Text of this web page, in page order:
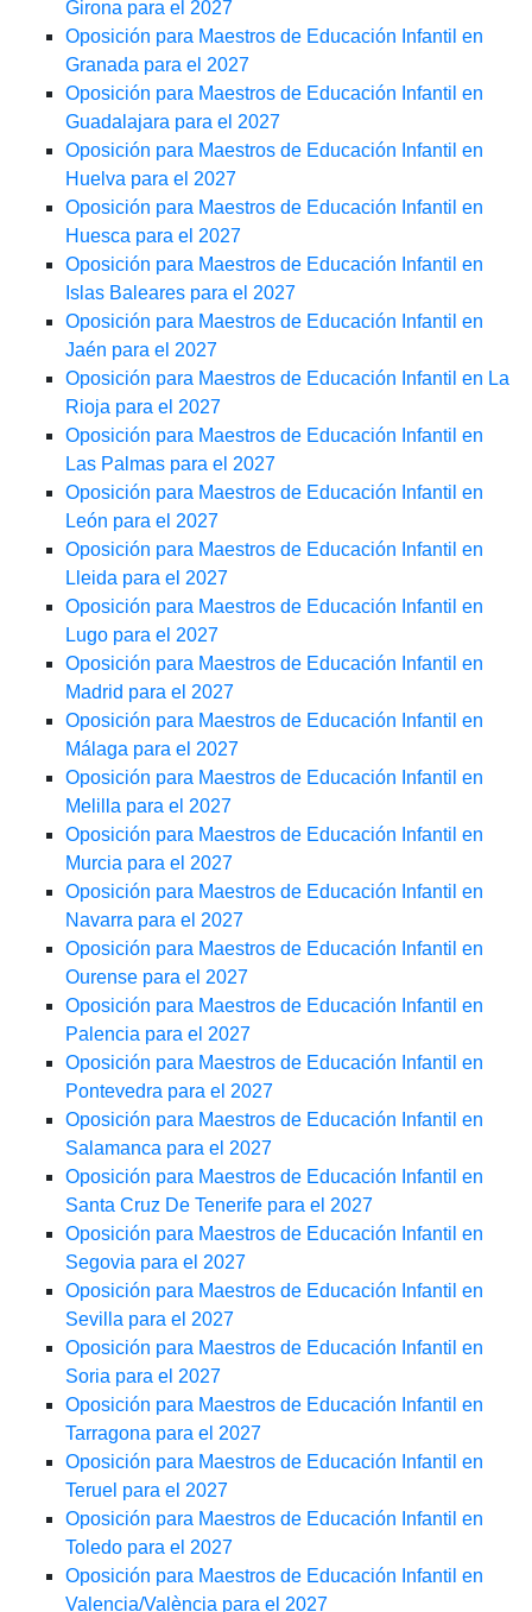
Girona para el 2027
Oposición para Maestros de Educación Infantil en
Granada para el 2027
Oposición para Maestros de Educación Infantil en
Guadalajara para el 2027
Oposición para Maestros de Educación Infantil en
Huelva para el 2027
Oposición para Maestros de Educación Infantil en
Huesca para el 2027
Oposición para Maestros de Educación Infantil en
Islas Baleares para el 2027
Oposición para Maestros de Educación Infantil en
Jaén para el 2027
Oposición para Maestros de Educación Infantil en La
Rioja para el 2027
Oposición para Maestros de Educación Infantil en
Las Palmas para el 2027
Oposición para Maestros de Educación Infantil en
León para el 2027
Oposición para Maestros de Educación Infantil en
Lleida para el 2027
Oposición para Maestros de Educación Infantil en
Lugo para el 2027
Oposición para Maestros de Educación Infantil en
Madrid para el 2027
Oposición para Maestros de Educación Infantil en
Málaga para el 2027
Oposición para Maestros de Educación Infantil en
Melilla para el 2027
Oposición para Maestros de Educación Infantil en
Murcia para el 2027
Oposición para Maestros de Educación Infantil en
Navarra para el 2027
Oposición para Maestros de Educación Infantil en
Ourense para el 2027
Oposición para Maestros de Educación Infantil en
Palencia para el 2027
Oposición para Maestros de Educación Infantil en
Pontevedra para el 2027
Oposición para Maestros de Educación Infantil en
Salamanca para el 2027
Oposición para Maestros de Educación Infantil en
Santa Cruz De Tenerife para el 2027
Oposición para Maestros de Educación Infantil en
Segovia para el 2027
Oposición para Maestros de Educación Infantil en
Sevilla para el 2027
Oposición para Maestros de Educación Infantil en
Soria para el 2027
Oposición para Maestros de Educación Infantil en
Tarragona para el 2027
Oposición para Maestros de Educación Infantil en
Teruel para el 2027
Oposición para Maestros de Educación Infantil en
Toledo para el 2027
Oposición para Maestros de Educación Infantil en
Valencia/València para el 2027